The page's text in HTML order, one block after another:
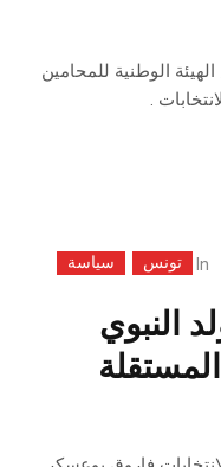
29 مارس 2019 رئيس الهيئة الوطنية للمحامين
.
In تونس سياسة
النبوي